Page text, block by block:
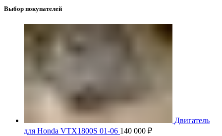
Выбор покупателей
Двигатель
для Honda VTX1800S 01-06 140 000 ₽